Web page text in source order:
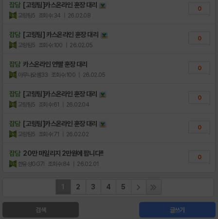
잡담 [고링팀]카스온라인 훈장 대리
고링팀5 조회수:34 | 26.02.08
0
잡담 [고링팀] 카스온라인 훈장 대리
고링팀5 조회수:100 | 26.02.05
0
잡담 카스온라인 연빨 훈장 대리
아무나오셈33 조회수:100 | 26.02.05
0
잡담 [고링팀]카스온라인 훈장 대리
고링팀5 조회수:61 | 26.02.04
0
잡담 [고링팀]카스온라인 훈장 대리
고링팀5 조회수:71 | 26.02.02
0
잡담 20만 마일리지 2만원에 팝니다!!
한유성GG7I 조회수:84 | 26.02.01
0
1 2 3 4 5
검색 글쓰기